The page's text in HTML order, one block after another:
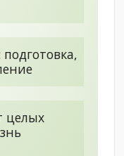
целых